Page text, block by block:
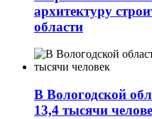
архитектуру
области
В Вологодской
13,4 тысячи